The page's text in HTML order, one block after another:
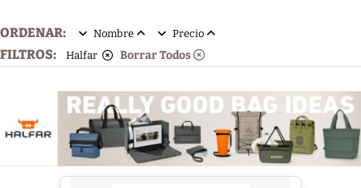
ORDENAR: Nombre Precio
FILTROS: Halfar Borrar Todos